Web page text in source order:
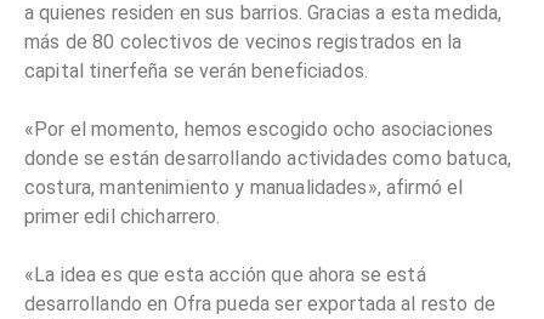
a quienes residen en sus barrios. Gracias a esta medida,
más de 80 colectivos de vecinos registrados en la
capital tinerfeña se verán beneficiados.
«Por el momento, hemos escogido ocho asociaciones
donde se están desarrollando actividades como batuca,
costura, mantenimiento y manualidades», afirmó el
primer edil chicharrero.
«La idea es que esta acción que ahora se está
desarrollando en Ofra pueda ser exportada al resto de